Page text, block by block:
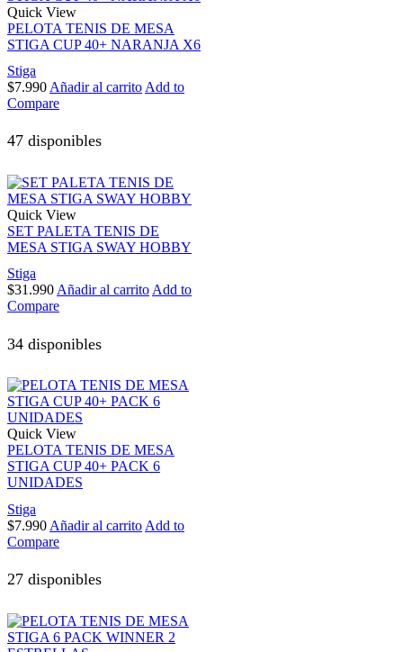
Quick View
PELOTA TENIS DE MESA
STIGA CUP 40+ NARANJA X6
Stiga
$7.990 Añadir al carrito Add to
Compare
47 disponibles
Quick View
SET PALETA TENIS DE
MESA STIGA SWAY HOBBY
Stiga
$31.990 Añadir al carrito Add to
Compare
34 disponibles
Quick View
PELOTA TENIS DE MESA
STIGA CUP 40+ PACK 6
UNIDADES
Stiga
$7.990 Añadir al carrito Add to
Compare
27 disponibles